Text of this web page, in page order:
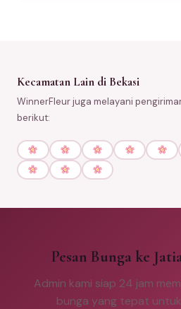
Kecamatan Lain di Bekasi
WinnerFleur juga melayani
berikut:
Pesan Bunga ke
Admin kami siap 24 jam
bunga yang tepat